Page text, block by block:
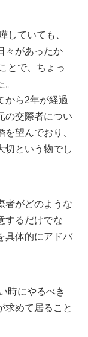
していても、
々があったか
とで、ちょっ
から2年が経過
の交際者につい
望んでおり、
切という物でし
者がどのような
するだけでな
具体的にアドバ
時にやるべき
求めて居ること